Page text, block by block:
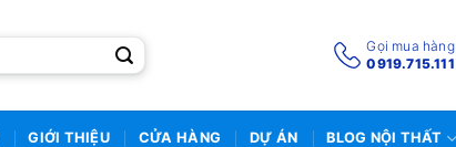
Gọi mua hàng
0919.715.111
GIỚI THIỆU CỬA HÀNG DỰ ÁN BLOG NỘI THẤT